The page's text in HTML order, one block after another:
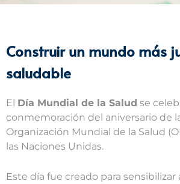
Construir un mundo más
saludable
El Día Mundial de la Salud se
conmemoración del aniversario de
Organización Mundial de la Salud
las Naciones Unidas.
Este día fue creado para sensibilizar